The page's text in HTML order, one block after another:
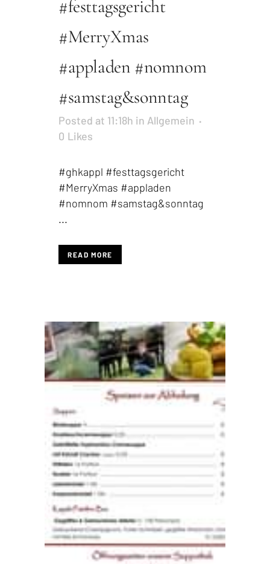
#festtagsgericht
#MerryXmas
#appladen #nomnom
#samstag&sonntag
Posted at 11:18h in Allgemein
0 Likes
#ghkappl #festtagsgericht
#MerryXmas #appladen
#nomnom #samstag&sonntag
...
READ MORE